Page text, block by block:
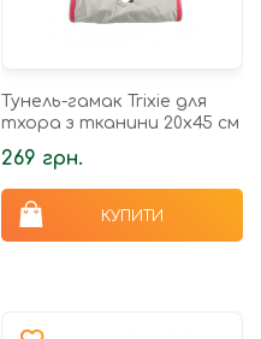
Тунель-гамак Trixie для
тхора з тканини 20х45 см
269 грн.
КУПИТИ